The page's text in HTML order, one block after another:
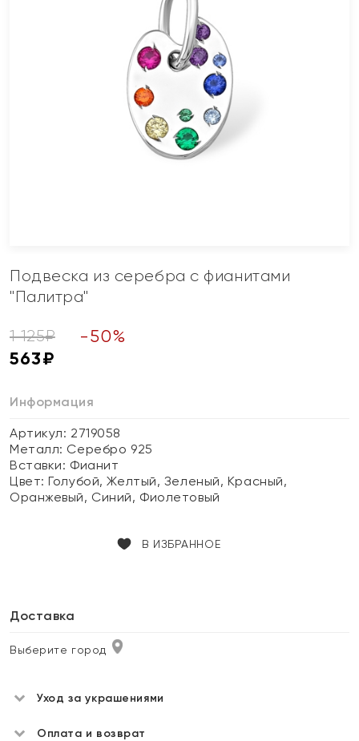
Подвеска из серебра с фианитами
"Палитра"
1 125₽ -50%
563₽
Информация
Артикул: 2719058
Металл: Серебро 925
Вставки: Фианит
Цвет:Голубой, Желтый, Зеленый, Красный,
Оранжевый, Синий, Фиолетовый
В ИЗБРАННОЕ
Доставка
Выберите город
Уход за украшениями
Оплата и возврат